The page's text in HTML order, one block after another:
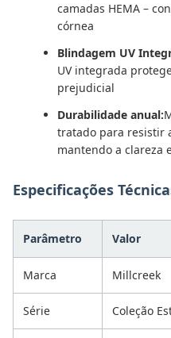
camadas HEMA –
córnea
Blindagem UV
UV integrada
prejudicial
Durabilidade anual:
tratado para resistir
mantendo a clareza
Especificações
Parâmetro Valor
Marca Millcreek
Série Coleção